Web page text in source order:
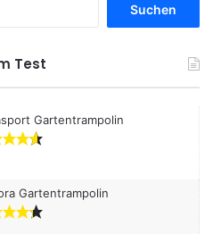
Test
Gartentrampolin
Gartentrampolin